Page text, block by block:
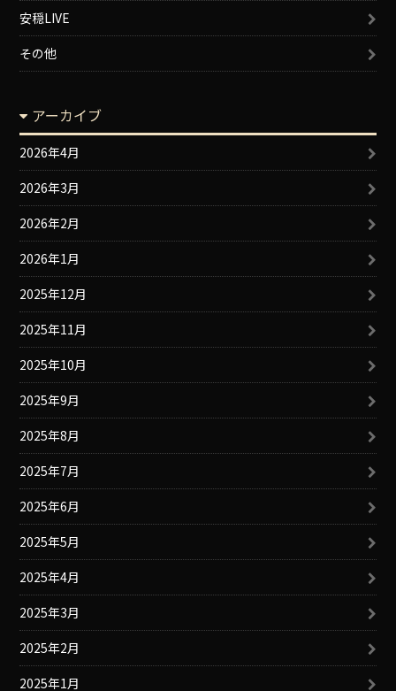
安穏LIVE
その他
アーカイブ
2026年4月
2026年3月
2026年2月
2026年1月
2025年12月
2025年11月
2025年10月
2025年9月
2025年8月
2025年7月
2025年6月
2025年5月
2025年4月
2025年3月
2025年2月
2025年1月